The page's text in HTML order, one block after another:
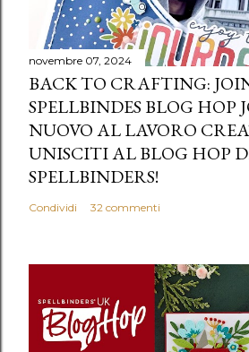
novembre 07, 2024
BACK TO CRAFTING:
SPELLBINDES BLOG HOP
NUOVO AL LAVORO
UNISCITI AL BLOG HOP
SPELLBINDERS!
Condividi 32 commenti